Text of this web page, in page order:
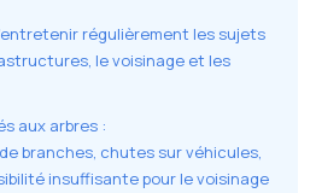
régulièrement les sujets
le voisinage et les
aux arbres :
branches, chutes sur véhicules,
insuffisante pour le voisinage